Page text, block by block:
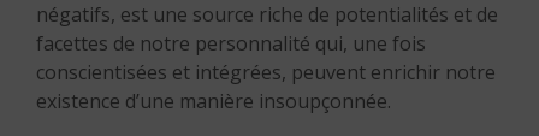
négatifs, est une source riche de potentialités et de
facettes de notre personnalité qui, une fois
conscientisées et intégrées, peuvent enrichir notre
existence d’une manière insoupçonnée.